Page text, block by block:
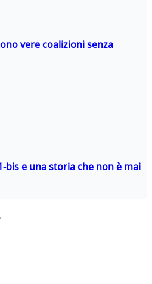
vere coalizioni senza
bis e una storia che non è mai